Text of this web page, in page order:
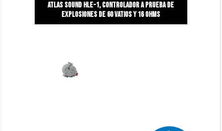
Atlas sound hle-1, controlador a prueba de
explosiones de 60 vatios y 16 ohms